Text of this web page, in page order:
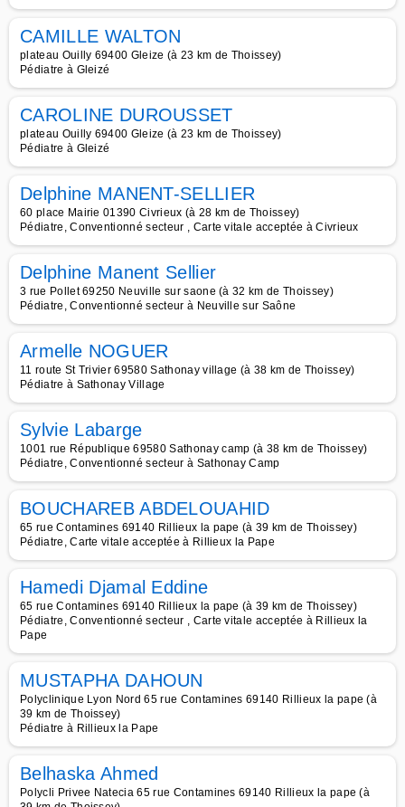
CAMILLE WALTON
plateau Ouilly 69400 Gleize (à 23 km de Thoissey)
Pédiatre à Gleizé
CAROLINE DUROUSSET
plateau Ouilly 69400 Gleize (à 23 km de Thoissey)
Pédiatre à Gleizé
Delphine MANENT-SELLIER
60 place Mairie 01390 Civrieux (à 28 km de Thoissey)
Pédiatre, Conventionné secteur , Carte vitale acceptée à Civrieux
Delphine Manent Sellier
3 rue Pollet 69250 Neuville sur saone (à 32 km de Thoissey)
Pédiatre, Conventionné secteur à Neuville sur Saône
Armelle NOGUER
11 route St Trivier 69580 Sathonay village (à 38 km de Thoissey)
Pédiatre à Sathonay Village
Sylvie Labarge
1001 rue République 69580 Sathonay camp (à 38 km de Thoissey)
Pédiatre, Conventionné secteur à Sathonay Camp
BOUCHAREB ABDELOUAHID
65 rue Contamines 69140 Rillieux la pape (à 39 km de Thoissey)
Pédiatre, Carte vitale acceptée à Rillieux la Pape
Hamedi Djamal Eddine
65 rue Contamines 69140 Rillieux la pape (à 39 km de Thoissey)
Pédiatre, Conventionné secteur , Carte vitale acceptée à Rillieux la
Pape
MUSTAPHA DAHOUN
Polyclinique Lyon Nord 65 rue Contamines 69140 Rillieux la pape (à
39 km de Thoissey)
Pédiatre à Rillieux la Pape
Belhaska Ahmed
Polycli Privee Natecia 65 rue Contamines 69140 Rillieux la pape (à